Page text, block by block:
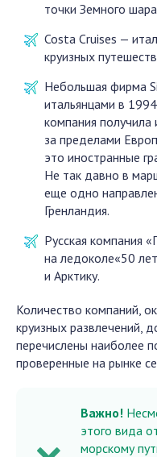
точки Земного
Costa Cruises —
круизных
Небольшая фирма
итальянцами в
компания получила
за пределами
это иностранные
Не так давно в
еще одно
Гренландия.
Русская компания
на ледоколе«50
и Арктику.
Количество компаний,
круизных развлечений,
перечислены наиболее
проверенные на рынке
Важно!
этого вида
морскому